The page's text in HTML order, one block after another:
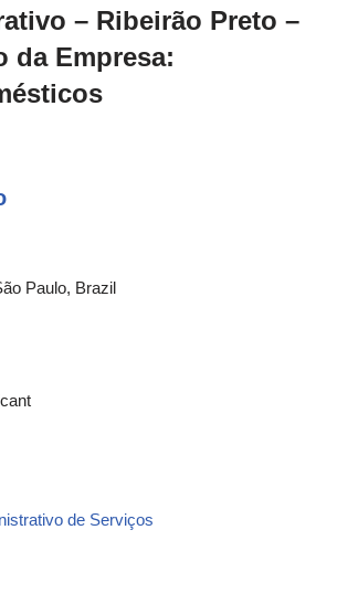
– Ribeirão Preto –
da Empresa:
Paulo, Brazil
de Serviços